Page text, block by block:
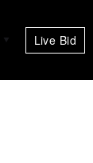
Live Bid